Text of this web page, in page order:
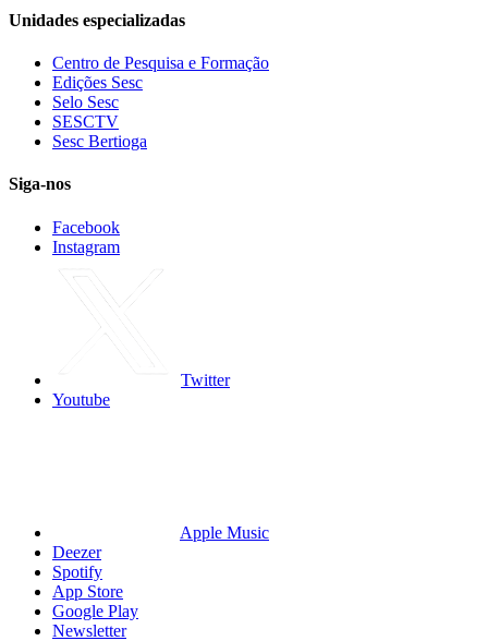
Unidades especializadas
Centro de Pesquisa e Formação
Edições Sesc
Selo Sesc
SESCTV
Sesc Bertioga
Siga-nos
Facebook
Instagram
Twitter
Youtube
Apple Music
Deezer
Spotify
App Store
Google Play
Newsletter